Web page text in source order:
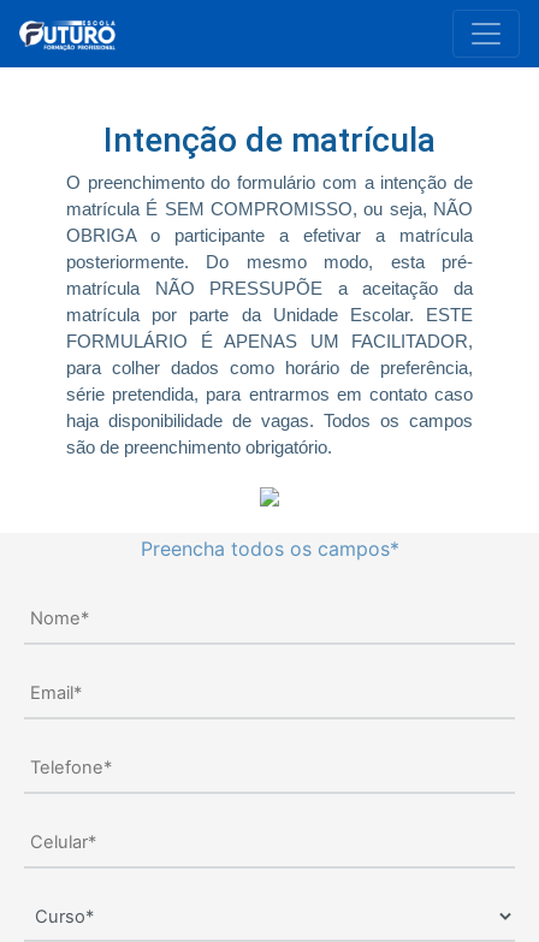
Intenção de matrícula
O preenchimento do formulário com a intenção de
matrícula É SEM COMPROMISSO, ou seja, NÃO
OBRIGA o participante a efetivar a matrícula
posteriormente. Do mesmo modo, esta pré-
matrícula NÃO PRESSUPÕE a aceitação da
matrícula por parte da Unidade Escolar. ESTE
FORMULÁRIO É APENAS UM FACILITADOR,
para colher dados como horário de preferência,
série pretendida, para entrarmos em contato caso
haja disponibilidade de vagas. Todos os campos
são de preenchimento obrigatório.
Preencha todos os campos*